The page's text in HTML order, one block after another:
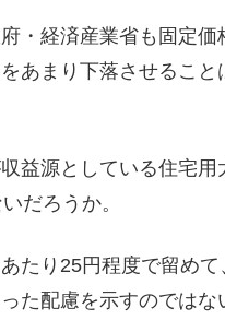
・経済産業省も固定価
あまり下落させること
益源としている住宅用
だろうか。
たり25円程度で留め
た配慮を示すのではな